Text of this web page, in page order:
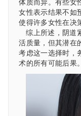
体质而异。有些女
女性表示结果不如
使得许多女性在决
综上所述，阴道
活质量，但其潜在
考虑这一选择时，
术的所有可能后果。